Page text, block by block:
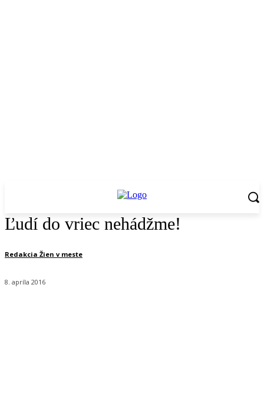
Ľudí do vriec nehádžme!
Redakcia Žien v meste
8. apríla 2016